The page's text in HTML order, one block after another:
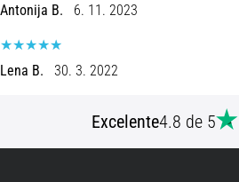
e
como
são
o
Antonija B. 6. 11. 2023
Lena B. 30. 3. 2022
Excelente4.8 de 5